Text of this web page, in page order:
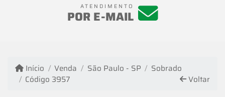
ATENDIMENTO
POR E-MAIL
Início Venda São Paulo - SP
Sobrado
Código 3957
Voltar